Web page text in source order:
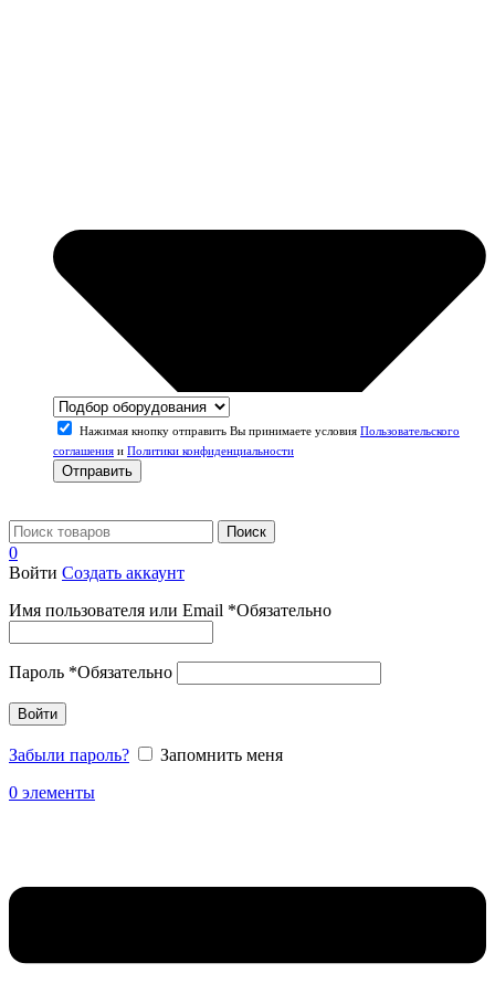
Нажимая кнопку отправить Вы принимаете условия Пользовательского
соглашения и Политики конфиденциальности
Отправить
Поиск
0
Войти Создать аккаунт
Имя пользователя или Email *Обязательно
Пароль *Обязательно
Войти
Забыли пароль?
Запомнить меня
0 элементы